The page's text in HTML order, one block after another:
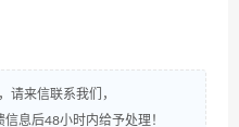
请来信联系我们，
息后48小时内给予处理！